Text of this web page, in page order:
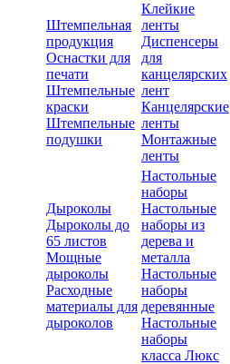
Штемпельная
продукция
Оснастки для
печати
Штемпельные
краски
Штемпельные
подушки
Клейкие
ленты
Диспенсеры
для
канцелярских
лент
Канцелярские
ленты
Монтажные
ленты
Дыроколы
Дыроколы до
65 листов
Мощные
дыроколы
Расходные
материалы для
дыроколов
Настольные
наборы
Настольные
наборы из
дерева и
металла
Настольные
наборы
деревянные
Настольные
наборы
класса Люкс